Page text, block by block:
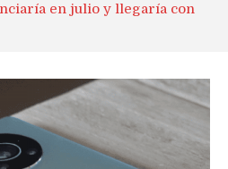
en julio y llegaría con